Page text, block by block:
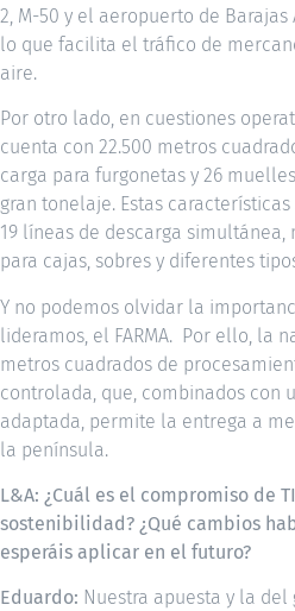
2, M-50 y el aeropuerto de Barajas
lo que facilita el tráfico de
aire.
Por otro lado, en cuestiones
cuenta con 22.500 metros
carga para furgonetas y 26
gran tonelaje. Estas
19 líneas de descarga simultánea,
para cajas, sobres y diferentes
Y no podemos olvidar la
lideramos, el FARMA. Por ello, la
metros cuadrados de
controlada, que, combinados con
adaptada, permite la entrega a
la península.
L&A: ¿Cuál es el compromiso de
sostenibilidad? ¿Qué cambios
esperáis aplicar en el futuro?
Eduardo: Nuestra apuesta y la del